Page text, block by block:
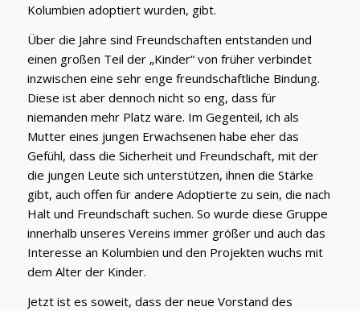
Kolumbien adoptiert wurden, gibt.
Über die Jahre sind Freundschaften entstanden und
einen großen Teil der „Kinder“ von früher verbindet
inzwischen eine sehr enge freundschaftliche Bindung.
Diese ist aber dennoch nicht so eng, dass für
niemanden mehr Platz wäre. Im Gegenteil, ich als
Mutter eines jungen Erwachsenen habe eher das
Gefühl, dass die Sicherheit und Freundschaft, mit der
die jungen Leute sich unterstützen, ihnen die Stärke
gibt, auch offen für andere Adoptierte zu sein, die nach
Halt und Freundschaft suchen. So wurde diese Gruppe
innerhalb unseres Vereins immer größer und auch das
Interesse an Kolumbien und den Projekten wuchs mit
dem Alter der Kinder.
Jetzt ist es soweit, dass der neue Vorstand des